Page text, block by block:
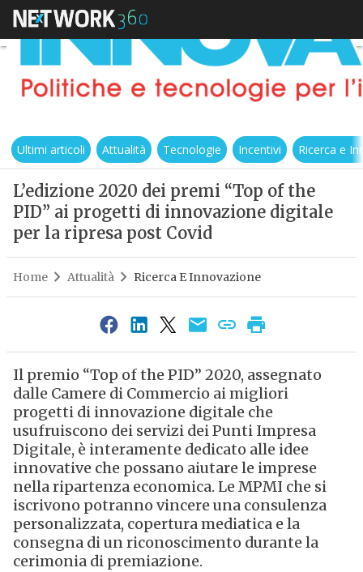
Ultimi articoli Attualità Tecnologie Incentivi Ricerca e
L’edizione 2020 dei premi “Top of the
PID” ai progetti di innovazione digitale
per la ripresa post Covid
Home Attualità Ricerca E Innovazione
Il premio “Top of the PID” 2020, assegnato
dalle Camere di Commercio ai migliori
progetti di innovazione digitale che
usufruiscono dei servizi dei Punti Impresa
Digitale, è interamente dedicato alle idee
innovative che possano aiutare le imprese
nella ripartenza economica. Le MPMI che si
iscrivono potranno vincere una consulenza
personalizzata, copertura mediatica e la
consegna di un riconoscimento durante la
cerimonia di premiazione.